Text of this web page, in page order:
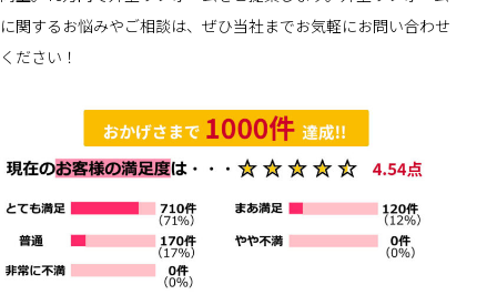
に関するお悩みやご相談は、ぜひ当社までお気軽にお問い合わせ
ください！